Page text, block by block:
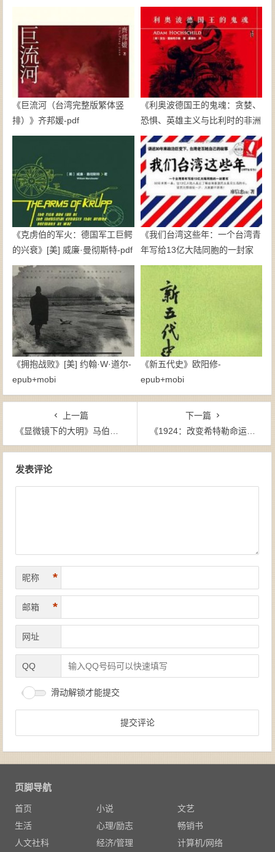
《巨流河（台湾完整版繁体竖
排）》齐邦媛-pdf
《利奥波德国王的鬼魂：贪婪、
恐惧、英雄主义与比利时的非洲
殖民地》亚当·霍赫希尔德-pdf
《克虏伯的军火：德国军工巨鳄
的兴衰》[美] 威廉·曼彻斯特-pdf
《我们台湾这些年：一个台湾青
年写给13亿大陆同胞的一封家
书》廖信忠-epub+mobi
《拥抱战败》[美] 约翰·W·道尔-
epub+mobi
《新五代史》欧阳修-
epub+mobi
上一篇
《显微镜下的大明》马伯庸-epub+mobi+azw3
下一篇
《1924：改变希特勒命运的一年》(美) 彼得・罗斯・兰奇-epub+mobi+azw3
发表评论
昵称 *
邮箱 *
网址
QQ
滑动解锁才能提交
页脚导航
首页 小说
文艺
生活
心理/励志
畅销书
人文社科
经济/管理 计算机/网络